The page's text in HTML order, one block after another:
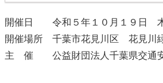
開催日 令和５年１０月１９日
開催場所 千葉市花見川区 花見川
主 催 公益財団法人千葉県交通